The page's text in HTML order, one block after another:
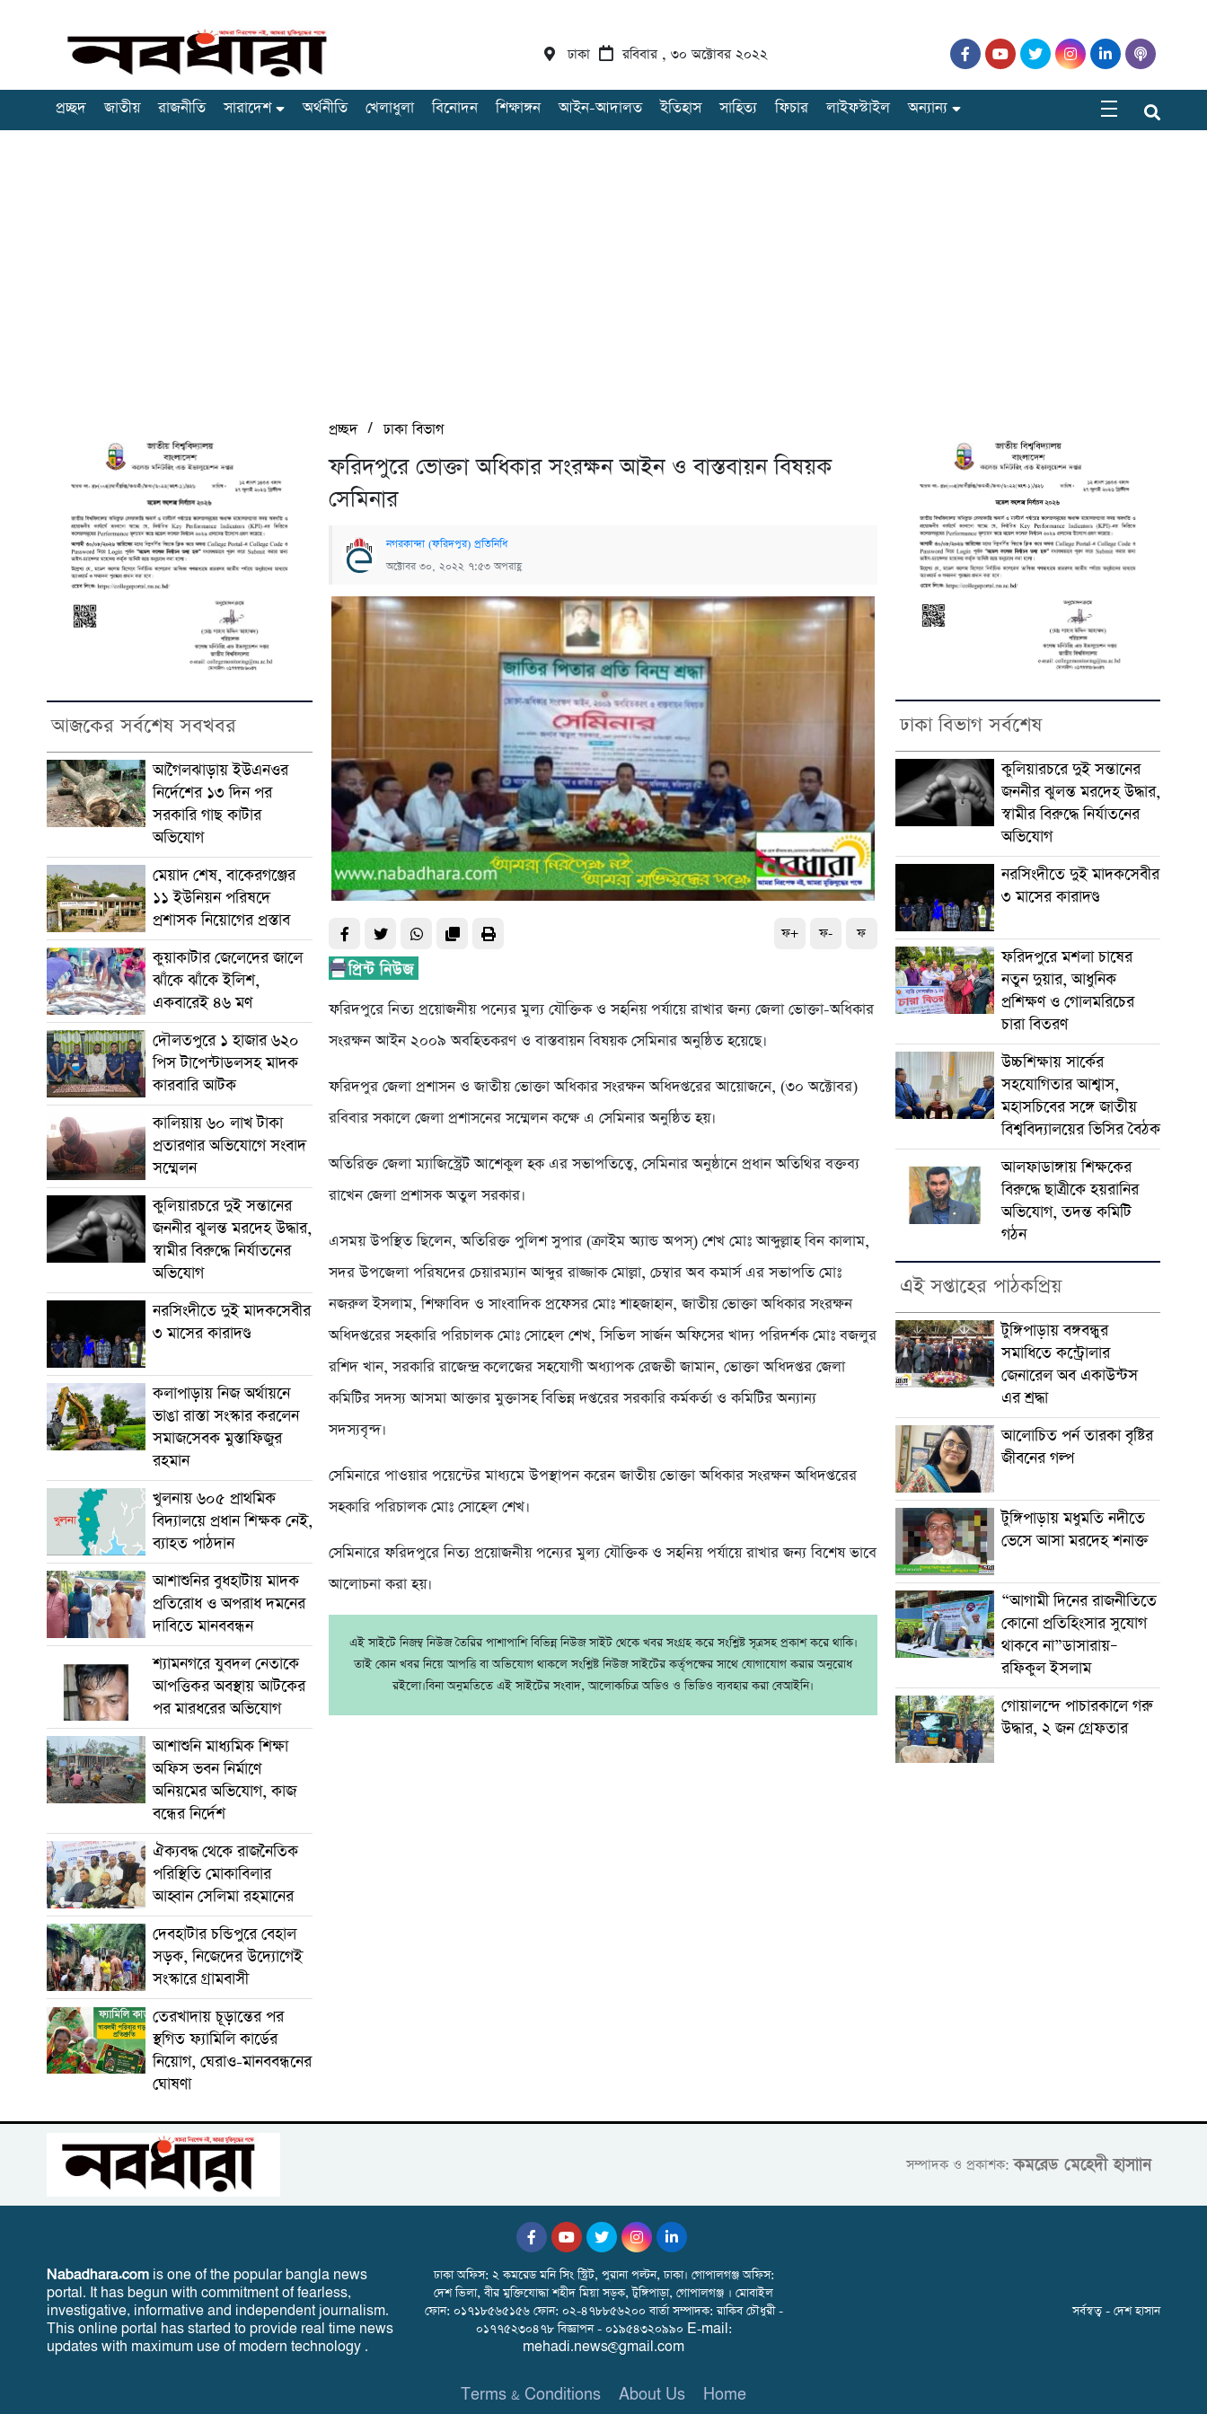
ঢাকা রবিবার , ৩০ অক্টোবর ২০২২
প্রচ্ছদ জাতীয় রাজনীতি সারাদেশ অর্থনীতি খেলাধুলা বিনোদন শিক্ষাঙ্গন আইন-আদালত ইতিহাস সাহিত্য ফিচার লাইফস্টাইল অন্যান্য
আজকের সর্বশেষ সবখবর
আগৈলঝাড়ায় ইউএনওর
নির্দেশের ১৩ দিন পর
সরকারি গাছ কাটার
অভিযোগ
মেয়াদ শেষ, বাকেরগঞ্জের
১১ ইউনিয়ন পরিষদে
প্রশাসক নিয়োগের প্রস্তাব
কুয়াকাটার জেলেদের জালে
ঝাঁকে ঝাঁকে ইলিশ,
একবারেই ৪৬ মণ
দৌলতপুরে ১ হাজার ৬২০
পিস টাপেন্টাডলসহ মাদক
কারবারি আটক
কালিয়ায় ৬০ লাখ টাকা
প্রতারণার অভিযোগে সংবাদ
সম্মেলন
কুলিয়ারচরে দুই সন্তানের
জননীর ঝুলন্ত মরদেহ উদ্ধার,
স্বামীর বিরুদ্ধে নির্যাতনের
অভিযোগ
নরসিংদীতে দুই মাদকসেবীর
৩ মাসের কারাদণ্ড
কলাপাড়ায় নিজ অর্থায়নে
ভাঙা রাস্তা সংস্কার করলেন
সমাজসেবক মুস্তাফিজুর
রহমান
খুলনায় ৬০৫ প্রাথমিক
বিদ্যালয়ে প্রধান শিক্ষক নেই,
ব্যাহত পাঠদান
আশাশুনির বুধহাটায় মাদক
প্রতিরোধ ও অপরাধ দমনের
দাবিতে মানববন্ধন
শ্যামনগরে যুবদল নেতাকে
আপত্তিকর অবস্থায় আটকের
পর মারধরের অভিযোগ
আশাশুনি মাধ্যমিক শিক্ষা
অফিস ভবন নির্মাণে
অনিয়মের অভিযোগ, কাজ
বন্ধের নির্দেশ
ঐক্যবদ্ধ থেকে রাজনৈতিক
পরিস্থিতি মোকাবিলার
আহ্বান সেলিমা রহমানের
দেবহাটার চন্ডিপুরে বেহাল
সড়ক, নিজেদের উদ্যোগেই
সংস্কারে গ্রামবাসী
তেরখাদায় চূড়ান্তের পর
স্থগিত ফ্যামিলি কার্ডের
নিয়োগ, ঘেরাও-মানববন্ধনের
ঘোষণা
প্রচ্ছদ/ঢাকা বিভাগ
ফরিদপুরে ভোক্তা অধিকার সংরক্ষন আইন ও বাস্তবায়ন বিষয়ক
সেমিনার
নগরকান্দা (ফরিদপুর) প্রতিনিধি
অক্টোবর ৩০, ২০২২ ৭:৫৩ অপরাহ্ণ
ফ+ ফ- ফ
ফরিদপুরে নিত্য প্রয়োজনীয় পন্যের মুল্য যৌক্তিক ও সহনিয় পর্যায়ে রাখার জন্য জেলা ভোক্তা-অধিকার
সংরক্ষন আইন ২০০৯ অবহিতকরণ ও বাস্তবায়ন বিষয়ক সেমিনার অনুষ্ঠিত হয়েছে।
ফরিদপুর জেলা প্রশাসন ও জাতীয় ভোক্তা অধিকার সংরক্ষন অধিদপ্তরের আয়োজনে, (৩০ অক্টোবর)
রবিবার সকালে জেলা প্রশাসনের সম্মেলন কক্ষে এ সেমিনার অনুষ্ঠিত হয়।
অতিরিক্ত জেলা ম্যাজিস্ট্রেট আশেকুল হক এর সভাপতিত্বে, সেমিনার অনুষ্ঠানে প্রধান অতিথির বক্তব্য
রাখেন জেলা প্রশাসক অতুল সরকার।
এসময় উপস্থিত ছিলেন, অতিরিক্ত পুলিশ সুপার (ক্রাইম অ্যান্ড অপস্) শেখ মোঃ আব্দুল্লাহ বিন কালাম,
সদর উপজেলা পরিষদের চেয়ারম্যান আব্দুর রাজ্জাক মোল্লা, চেম্বার অব কমার্স এর সভাপতি মোঃ
নজরুল ইসলাম, শিক্ষাবিদ ও সাংবাদিক প্রফেসর মোঃ শাহজাহান, জাতীয় ভোক্তা অধিকার সংরক্ষন
অধিদপ্তরের সহকারি পরিচালক মোঃ সোহেল শেখ, সিভিল সার্জন অফিসের খাদ্য পরিদর্শক মোঃ বজলুর
রশিদ খান, সরকারি রাজেন্দ্র কলেজের সহযোগী অধ্যাপক রেজভী জামান, ভোক্তা অধিদপ্তর জেলা
কমিটির সদস্য আসমা আক্তার মুক্তাসহ বিভিন্ন দপ্তরের সরকারি কর্মকর্তা ও কমিটির অন্যান্য
সদস্যবৃন্দ।
সেমিনারে পাওয়ার পয়েন্টের মাধ্যমে উপস্থাপন করেন জাতীয় ভোক্তা অধিকার সংরক্ষন অধিদপ্তরের
সহকারি পরিচালক মোঃ সোহেল শেখ।
সেমিনারে ফরিদপুরে নিত্য প্রয়োজনীয় পন্যের মুল্য যৌক্তিক ও সহনিয় পর্যায়ে রাখার জন্য বিশেষ ভাবে
আলোচনা করা হয়।
এই সাইটে নিজম্ব নিউজ তৈরির পাশাপাশি বিভিন্ন নিউজ সাইট থেকে খবর সংগ্রহ করে সংশ্লিষ্ট সূত্রসহ প্রকাশ করে থাকি।
তাই কোন খবর নিয়ে আপত্তি বা অভিযোগ থাকলে সংশ্লিষ্ট নিউজ সাইটের কর্তৃপক্ষের সাথে যোগাযোগ করার অনুরোধ
রইলো।বিনা অনুমতিতে এই সাইটের সংবাদ, আলোকচিত্র অডিও ও ভিডিও ব্যবহার করা বেআইনি।
ঢাকা বিভাগ সর্বশেষ
কুলিয়ারচরে দুই সন্তানের
জননীর ঝুলন্ত মরদেহ উদ্ধার,
স্বামীর বিরুদ্ধে নির্যাতনের
অভিযোগ
নরসিংদীতে দুই মাদকসেবীর
৩ মাসের কারাদণ্ড
ফরিদপুরে মশলা চাষের
নতুন দুয়ার, আধুনিক
প্রশিক্ষণ ও গোলমরিচের
চারা বিতরণ
উচ্চশিক্ষায় সার্কের
সহযোগিতার আশ্বাস,
মহাসচিবের সঙ্গে জাতীয়
বিশ্ববিদ্যালয়ের ভিসির বৈঠক
আলফাডাঙ্গায় শিক্ষকের
বিরুদ্ধে ছাত্রীকে হয়রানির
অভিযোগ, তদন্ত কমিটি
গঠন
এই সপ্তাহের পাঠকপ্রিয়
টুঙ্গিপাড়ায় বঙ্গবন্ধুর
সমাধিতে কন্ট্রোলার
জেনারেল অব একাউন্টস
এর শ্রদ্ধা
আলোচিত পর্ন তারকা বৃষ্টির
জীবনের গল্প
টুঙ্গিপাড়ায় মধুমতি নদীতে
ভেসে আসা মরদেহ শনাক্ত
“আগামী দিনের রাজনীতিতে
কোনো প্রতিহিংসার সুযোগ
থাকবে না”ডাসারায়–
রফিকুল ইসলাম
গোয়ালন্দে পাচারকালে গরু
উদ্ধার, ২ জন গ্রেফতার
সম্পাদক ও প্রকাশক:কমরেড মেহেদী হাসাান
Nabadhara.com is one of the popular bangla news
portal. It has begun with commitment of fearless,
investigative, informative and independent journalism.
This online portal has started to provide real time news
updates with maximum use of modern technology .
ঢাকা অফিস: ২ কমরেড মনি সিং স্ট্রিট, পুরানা পল্টন, ঢাকা। গোপালগঞ্জ অফিস:
দেশ ভিলা, বীর মুক্তিযোদ্ধা শহীদ মিয়া সড়ক, টুঙ্গিপাড়া, গোপালগঞ্জ । মোবাইল
ফোন: ০১৭১৮৫৬৫১৫৬ ফোন: ০২-৪৭৮৮৫৬২০০ বার্তা সম্পাদক: রাকিব চৌধুরী -
০১৭৭৫২৩০৪৭৮ বিজ্ঞাপন - ০১৯৫৪৩২০৯৯০ E-mail:
mehadi.news@gmail.com
Terms & Conditions About Us Home
সর্বস্বত্ব - দেশ হাসান